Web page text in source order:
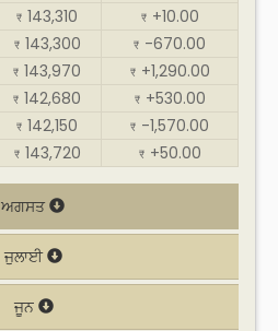
₹ 143,310 ₹ +10.00
₹ 143,300 ₹ -670.00
₹ 143,970 ₹ +1,290.00
₹ 142,680 ₹ +530.00
₹ 142,150 ₹ -1,570.00
₹ 143,720 ₹ +50.00
ਅਗਸਤ
ਜੁਲਾਈ
ਜੂਨ